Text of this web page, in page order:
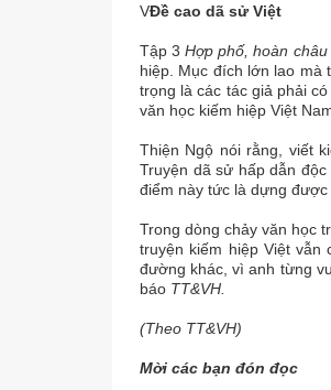
VĐề cao dã sử Việt
Tập 3Hợp phố, hoàn châu
hiệp. Mục đích lớn lao mà
trọng là các tác giả phải
văn học kiếm hiệp Việt
Thiện Ngộ nói rằng, viết
Truyện dã sử hấp dẫn
điểm này tức là dựng được
Trong dòng chảy văn học
truyện kiếm hiệp Việt
đường khác, vì anh từng
báo TT&VH.
(Theo TT&VH)
Mời các bạn đón đọc